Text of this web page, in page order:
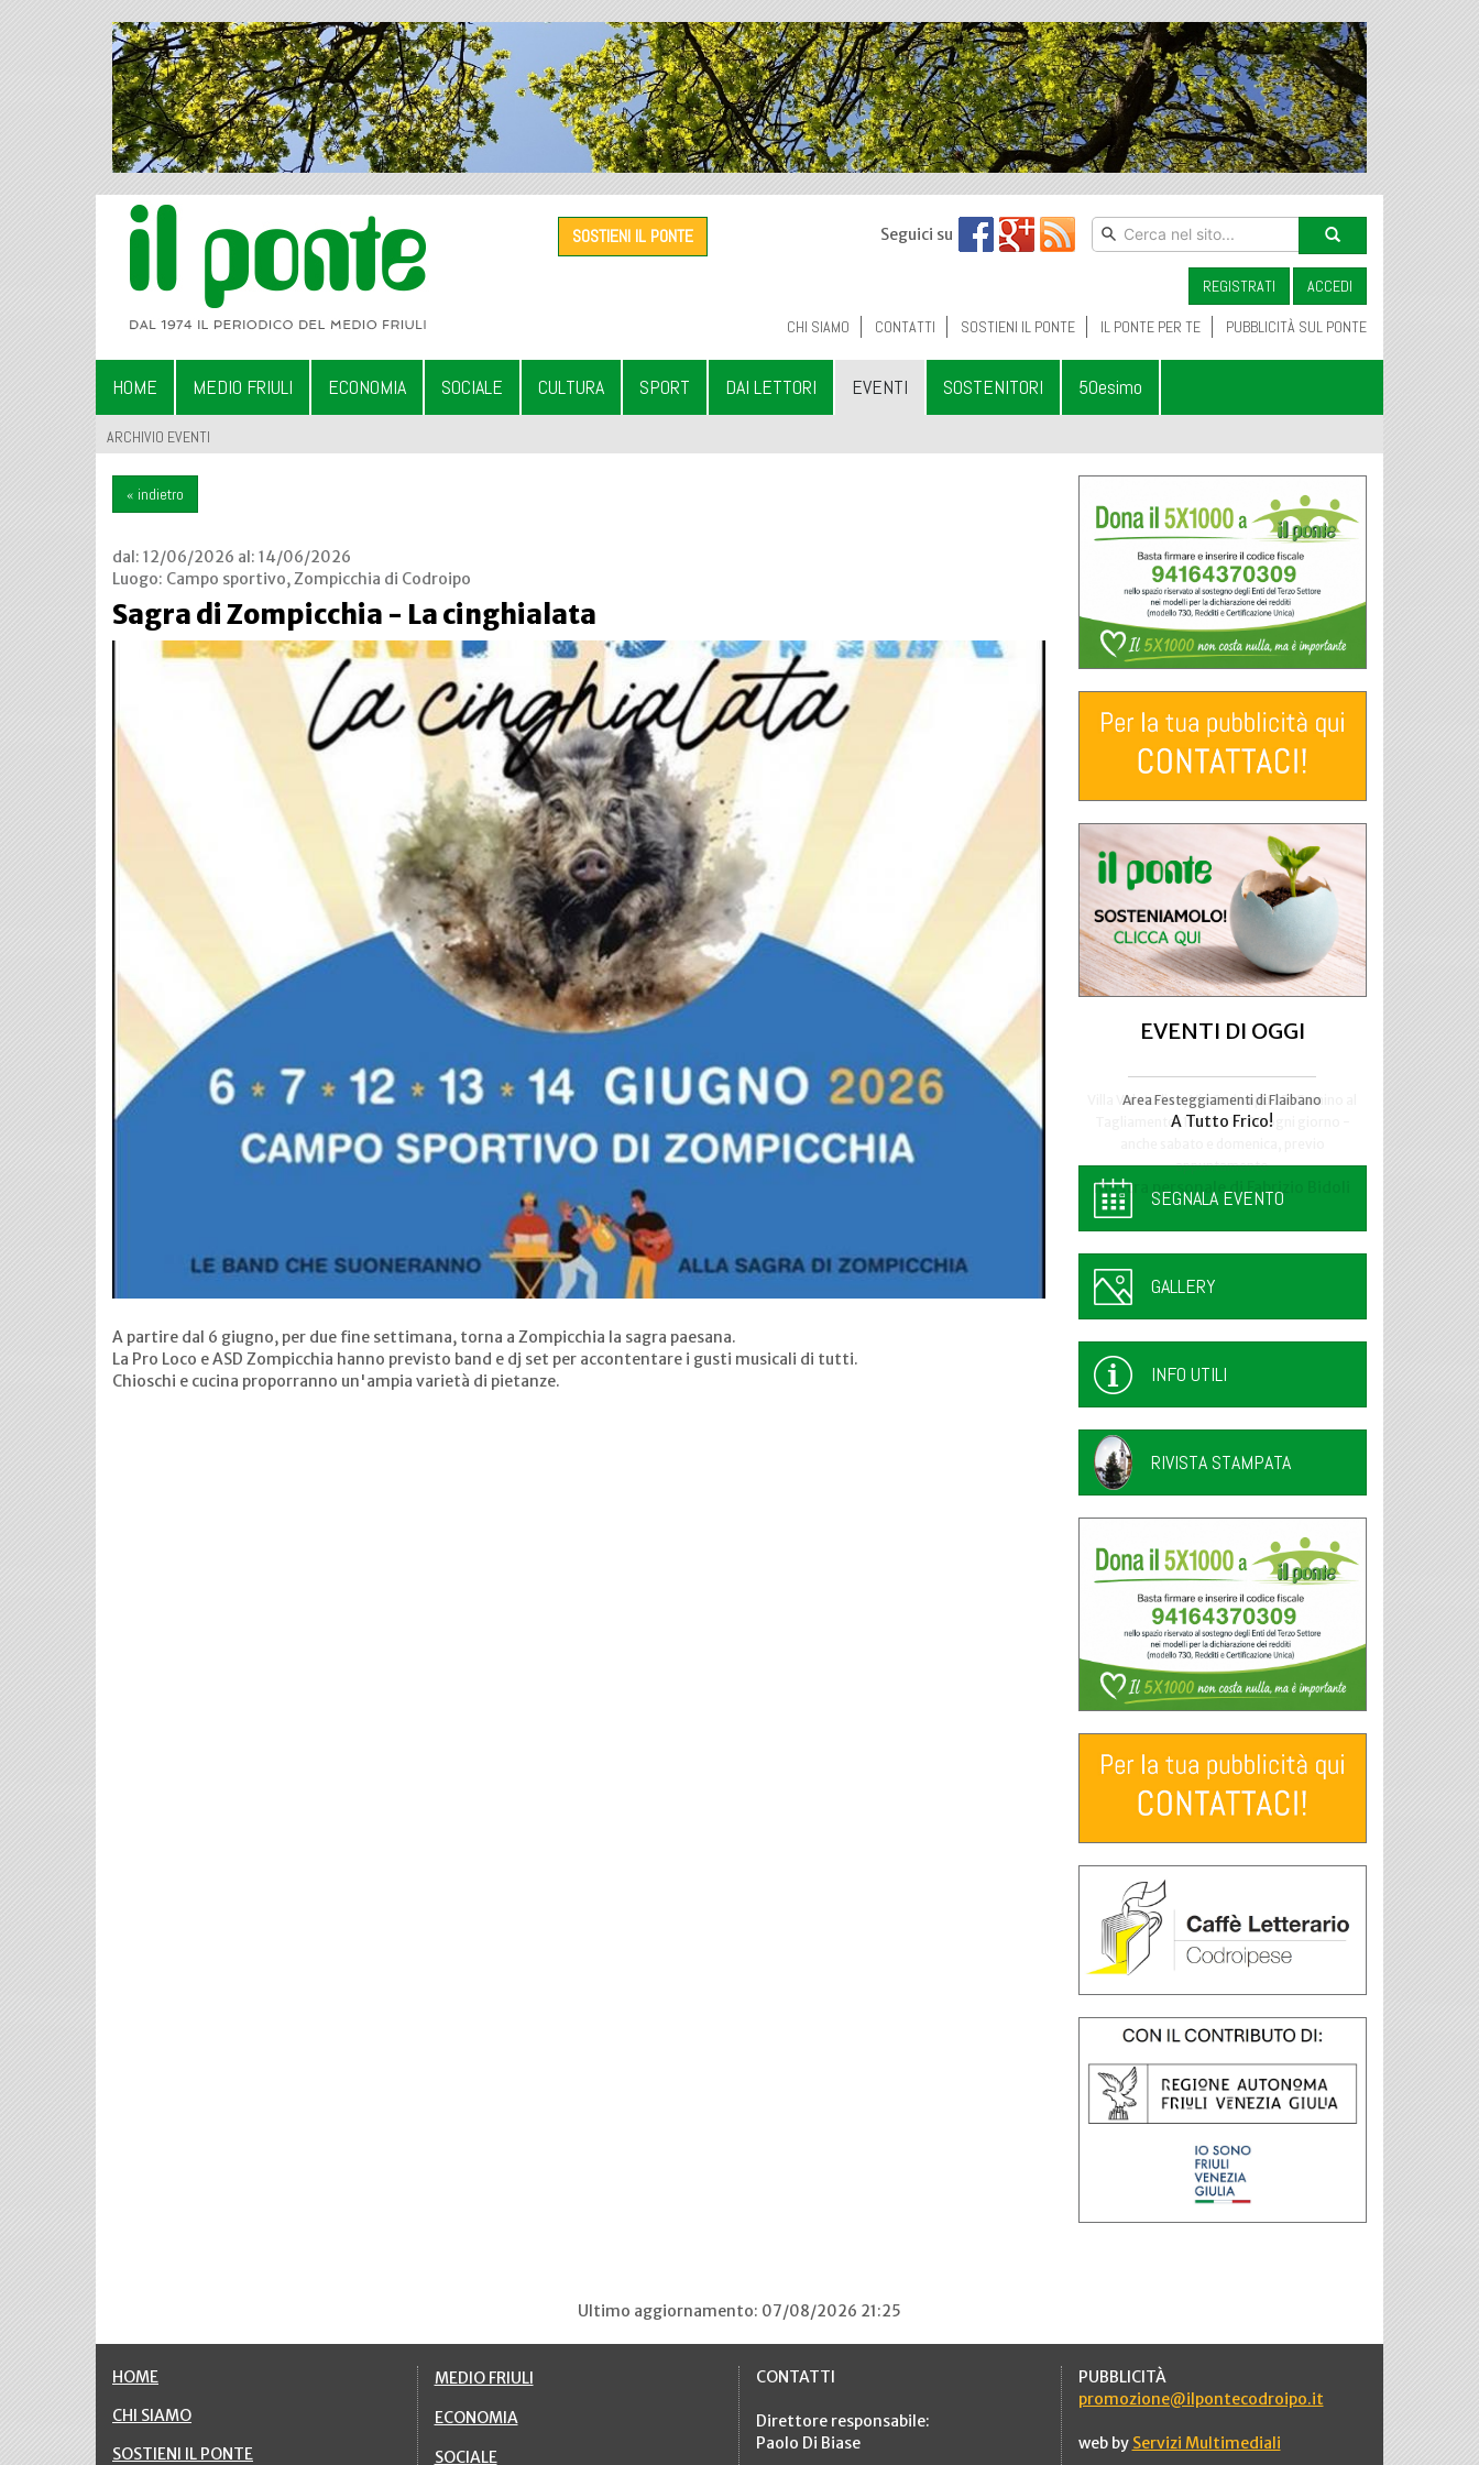
SOSTIENI IL PONTE Seguici su
REGISTRATI ACCEDI
CHI SIAMO CONTATTI SOSTIENI IL PONTE IL PONTE PER TE PUBBLICITÀ SUL PONTE
HOME MEDIO FRIULI ECONOMIA SOCIALE CULTURA SPORT DAI LETTORI EVENTI SOSTENITORI 50esimo
ARCHIVIO EVENTI
« indietro
dal: 12/06/2026 al: 14/06/2026
Luogo: Campo sportivo, Zompicchia di Codroipo
Sagra di Zompicchia - La cinghialata
A partire dal 6 giugno, per due fine settimana, torna a Zompicchia la sagra paesana.
La Pro Loco e ASD Zompicchia hanno previsto band e dj set per accontentare i gusti musicali di tutti.
Chioschi e cucina proporranno un'ampia varietà di pietanze.
EVENTI DI OGGI
Area Festeggiamenti di Flaibano
A Tutto Frico!
Talmassons
FestInPiazza
SEGNALA EVENTO
GALLERY
INFO UTILI
RIVISTA STAMPATA
Ultimo aggiornamento: 07/08/2026 21:25
HOME
CHI SIAMO
SOSTIENI IL PONTE
MEDIO FRIULI
ECONOMIA
SOCIALE
CONTATTI
Direttore responsabile:
Paolo Di Biase
PUBBLICITÀ
promozione@ilpontecodroipo.it
web by Servizi Multimediali